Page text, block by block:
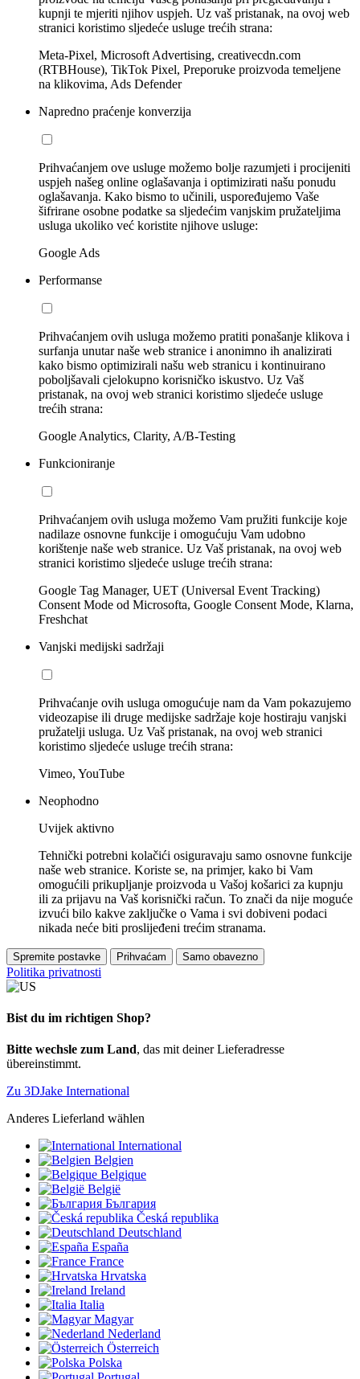
kupnji te mjeriti njihov uspjeh. Uz vaš pristanak, na ovoj web
stranici koristimo sljedeće usluge trećih strana:
Meta-Pixel, Microsoft Advertising, creativecdn.com
(RTBHouse), TikTok Pixel, Preporuke proizvoda temeljene
na klikovima, Ads Defender
Napredno praćenje konverzija
Prihvaćanjem ove usluge možemo bolje razumjeti i procijeniti
uspjeh našeg online oglašavanja i optimizirati našu ponudu
oglašavanja. Kako bismo to učinili, uspoređujemo Vaše
šifrirane osobne podatke sa sljedećim vanjskim pružateljima
usluga ukoliko već koristite njihove usluge:
Google Ads
Performanse
Prihvaćanjem ovih usluga možemo pratiti ponašanje klikova i
surfanja unutar naše web stranice i anonimno ih analizirati
kako bismo optimizirali našu web stranicu i kontinuirano
poboljšavali cjelokupno korisničko iskustvo. Uz Vaš
pristanak, na ovoj web stranici koristimo sljedeće usluge
trećih strana:
Google Analytics, Clarity, A/B-Testing
Funkcioniranje
Prihvaćanjem ovih usluga možemo Vam pružiti funkcije koje
nadilaze osnovne funkcije i omogućuju Vam udobno
korištenje naše web stranice. Uz Vaš pristanak, na ovoj web
stranici koristimo sljedeće usluge trećih strana:
Google Tag Manager, UET (Universal Event Tracking)
Consent Mode od Microsofta, Google Consent Mode, Klarna,
Freshchat
Vanjski medijski sadržaji
Prihvaćanje ovih usluga omogućuje nam da Vam pokazujemo
videozapise ili druge medijske sadržaje koje hostiraju vanjski
pružatelji usluga. Uz Vaš pristanak, na ovoj web stranici
koristimo sljedeće usluge trećih strana:
Vimeo, YouTube
Neophodno
Uvijek aktivno
Tehnički potrebni kolačići osiguravaju samo osnovne funkcije
naše web stranice. Koriste se, na primjer, kako bi Vam
omogućili prikupljanje proizvoda u Vašoj košarici za kupnju
ili za prijavu na Vaš korisnički račun. To znači da nije moguće
izvući bilo kakve zaključke o Vama i svi dobiveni podaci
nikada neće biti proslijeđeni trećim stranama.
Spremite postavke Prihvaćam Samo obavezno
Politika privatnosti
Bist du im richtigen Shop?
Bitte wechsle zum Land, das mit deiner Lieferadresse
übereinstimmt.
Zu 3DJake International
Anderes Lieferland wählen
International
Belgien
Belgique
België
България
Česká republika
Deutschland
España
France
Hrvatska
Ireland
Italia
Magyar
Nederland
Österreich
Polska